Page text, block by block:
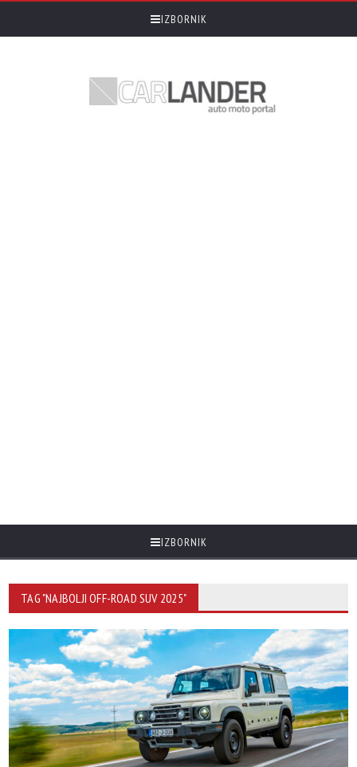
IZBORNIK
IZBORNIK
TAG "NAJBOLJI OFF-ROAD SUV 2025"